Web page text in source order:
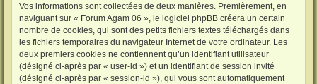
Vos informations sont collectées de deux manières. Premièrement, en
naviguant sur « Forum Agam 06 », le logiciel phpBB créera un certain
nombre de cookies, qui sont des petits fichiers textes téléchargés dans
les fichiers temporaires du navigateur Internet de votre ordinateur. Les
deux premiers cookies ne contiennent qu’un identifiant utilisateur
(désigné ci-après par « user-id ») et un identifiant de session invité
(désigné ci-après par « session-id »), qui vous sont automatiquement